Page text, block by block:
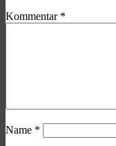
Kommentar *
Name *